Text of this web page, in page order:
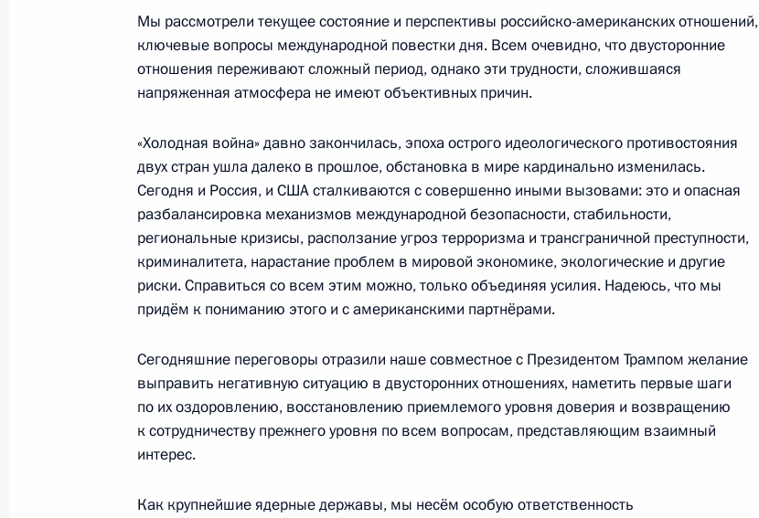
18 июля 2018 года, 15:20 Москва, Кремль
Московский урбанистический форум «Мегаполис будущего.
19 июля Владимир Путин выступит на совещании послов
и постоянных представителей Российской Федерации
18 июля 2018 года, 12:00
17 июля 2018 года, вторник
Встреча с Председателем Центрального банка Эльвирой
Набиуллиной
Мы рассмотрели текущее состояние и перспективы российско-американских отношений,
ключевые вопросы международной повестки дня. Всем очевидно, что двусторонние
отношения переживают сложный период, однако эти трудности, сложившаяся
напряженная атмосфера не имеют объективных причин.
«Холодная война» давно закончилась, эпоха острого идеологического противостояния
двух стран ушла далеко в прошлое, обстановка в мире кардинально изменилась.
Сегодня и Россия, и США сталкиваются с совершенно иными вызовами: это и опасная
разбалансировка механизмов международной безопасности, стабильности,
региональные кризисы, расползание угроз терроризма и трансграничной преступности,
криминалитета, нарастание проблем в мировой экономике, экологические и другие
риски. Справиться со всем этим можно, только объединяя усилия. Надеюсь, что мы
придём к пониманию этого и с американскими партнёрами.
Сегодняшние переговоры отразили наше совместное с Президентом Трампом желание
выправить негативную ситуацию в двусторонних отношениях, наметить первые шаги
по их оздоровлению, восстановлению приемлемого уровня доверия и возвращению
к сотрудничеству прежнего уровня по всем вопросам, представляющим взаимный
интерес.
Как крупнейшие ядерные державы, мы несём особую ответственность